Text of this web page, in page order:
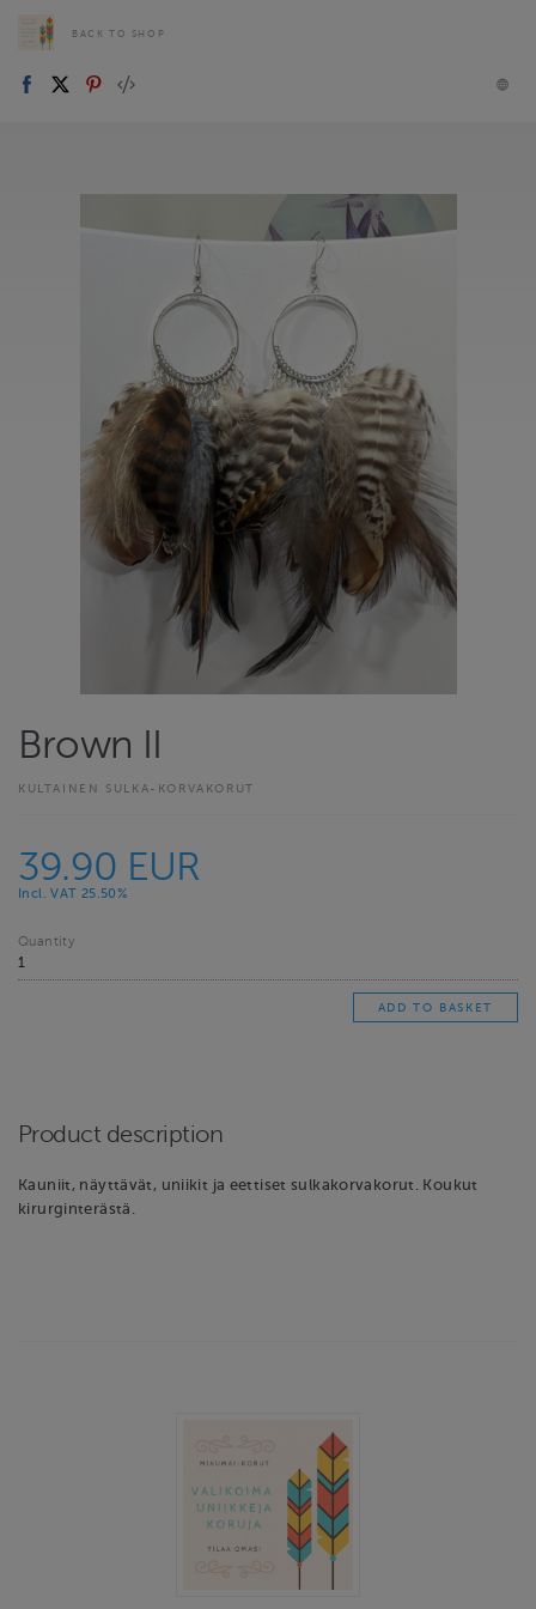
BACK TO SHOP
Brown II
KULTAINEN SULKA-KORVAKORUT
39.90 EUR
Incl. VAT 25.50%
Quantity
Product description
Kauniit, näyttävät, uniikit ja eettiset sulkakorvakorut. Koukut
kirurginterästä.